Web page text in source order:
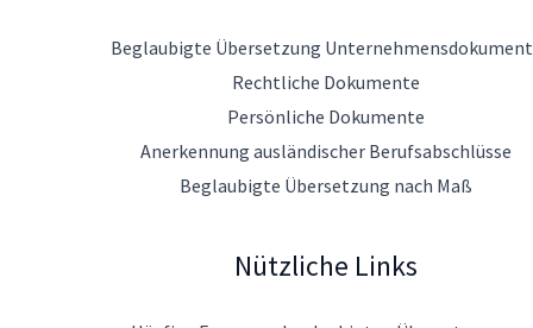
Beglaubigte Übersetzung
Rechtliche Dokumente
Persönliche Dokumente
Anerkennung ausländischer Berufsabschlüsse
Beglaubigte Übersetzung nach Maß
Nützliche Links